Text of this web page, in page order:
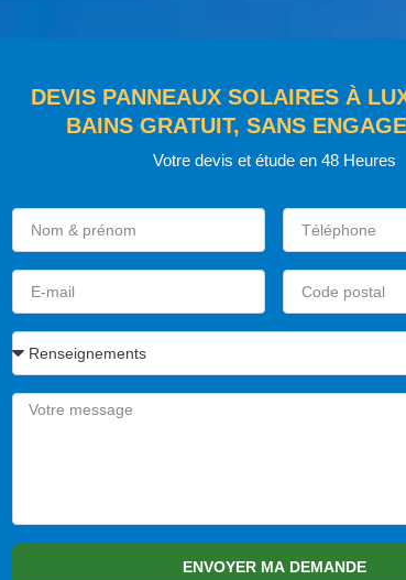
DEVIS PANNEAUX SOLAIRES À
BAINS GRATUIT, SANS
Votre devis et étude en 48 Heures
ENVOYER MA DEMANDE